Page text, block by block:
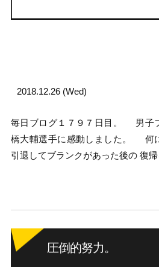
2018.12.26 (Wed)
毎日ブログ１７９７日目。 男子
橋大輔選手に感動しました。 何
引退してブランクがあった後の 復帰
圧倒的努力。